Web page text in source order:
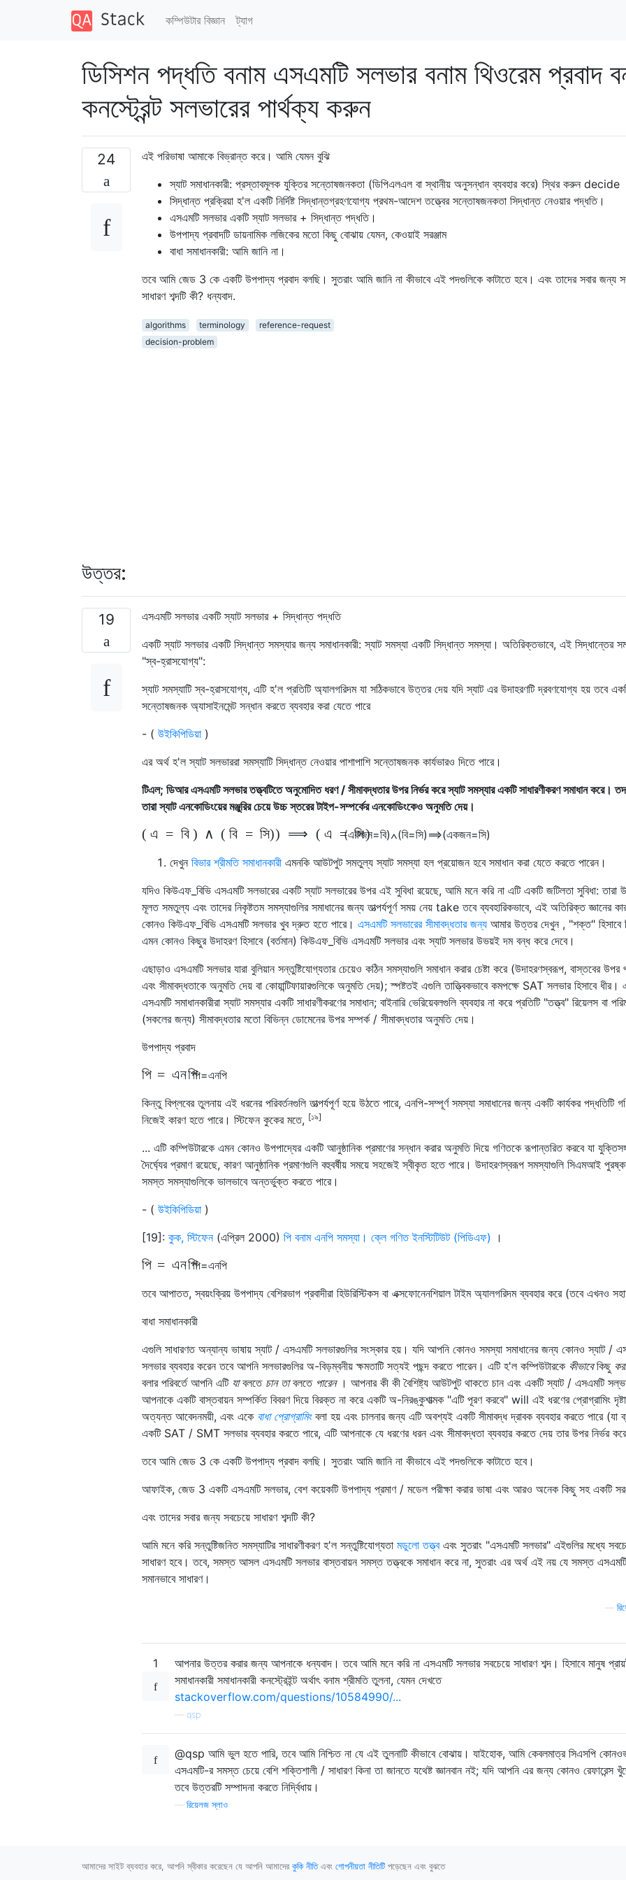
কম্পিউটার বিজ্ঞান ট্যাগ
ডিসিশন পদ্ধতি বনাম এসএমটি সলভার বনাম থিওরেম প্রবাদ
কনস্ট্রেন্ট সলভারের পার্থক্য করুন
24
এই পরিভাষা আমাকে বিভ্রান্ত করে। আমি যেমন বুঝি
স্যাট সমাধানকারী: প্রস্তাবমূলক যুক্তির সন্তোষজনকতা (ডিপিএলএল বা স্থানীয় অনুসন্ধান ব্যবহার করে) স্থির করুন decide
সিদ্ধান্ত প্রক্রিয়া হ'ল একটি নির্দিষ্ট সিদ্ধান্তগ্রহণযোগ্য প্রথম-আদেশ তত্ত্বের সন্তোষজনকতা সিদ্ধান্ত নেওয়ার পদ্ধতি।
এসএমটি সলভার একটি স্যাট সলভার + সিদ্ধান্ত পদ্ধতি।
উপপাদ্য প্রবাদটি ডায়নামিক লজিকের মতো কিছু বোঝায় যেমন, কেওয়াই সরঞ্জাম
বাধা সমাধানকারী: আমি জানি না।
তবে আমি জেড 3 কে একটি উপপাদ্য প্রবাদ বলছি। সুতরাং আমি জানি না কীভাবে এই পদগুলিকে কাটাতে হবে। এবং তাদের সবার জন্য
সাধারণ শব্দটি কী? ধন্যবাদ.
algorithms terminology
reference-request
decision-problem
উত্তর:
19
এসএমটি সলভার একটি স্যাট সলভার + সিদ্ধান্ত পদ্ধতি
একটি স্যাট সলভার একটি সিদ্ধান্ত সমস্যার জন্য সমাধানকারী: স্যাট সমস্যা একটি সিদ্ধান্ত সমস্যা। অতিরিক্তভাবে, এই সিদ্ধান্তের
"স্ব-হ্রাসযোগ্য":
স্যাট সমস্যাটি স্ব-হ্রাসযোগ্য, এটি হ'ল প্রতিটি অ্যালগরিদম যা সঠিকভাবে উত্তর দেয় যদি স্যাট এর উদাহরণটি দ্রবণযোগ্য হয় তবে
সন্তোষজনক অ্যাসাইনমেন্ট সন্ধান করতে ব্যবহার করা যেতে পারে
- ( উইকিপিডিয়া )
এর অর্থ হ'ল স্যাট সলভাররা সমস্যাটি সিদ্ধান্ত নেওয়ার পাশাপাশি সন্তোষজনক কার্যভারও দিতে পারে।
টিএল; ডিআর এসএমটি সলভার তত্ত্বটিতে অনুমোদিত ধরণ / সীমাবদ্ধতার উপর নির্ভর করে স্যাট সমস্যার একটি সাধারণীকরণ সমাধান করে।
তারা স্যাট এনকোডিংয়ের মঞ্জুরির চেয়ে উচ্চ স্তরের টাইপ-সম্পর্কের এনকোডিংকেও অনুমতি দেয়।
( এ = বি ) ∧ (বি = সি)) ⟹ ( এ = সি)
(একজন=বি)∧(বি=সি) ⟹(একজন=সি)
দেখুন বিভার শ্রীমতি সমাধানকারী এমনকি আউটপুট সমতুল্য স্যাট সমস্যা হল প্রয়োজন হবে সমাধান করা যেতে করতে পারেন।
যদিও কিউএফ_বিভি এসএমটি সলভারের একটি স্যাট সলভারের উপর এই সুবিধা রয়েছে, আমি মনে করি না এটি একটি জটিলতা সুবিধা: তারা
মূলত সমতুল্য এবং তাদের নিকৃষ্টতম সমস্যাগুলির সমাধানের জন্য তাত্পর্যপূর্ণ সময় নেয় take তবে ব্যবহারিকভাবে, এই অতিরিক্ত জ্ঞানের
কোনও কিউএফ_বিভি এসএমটি সলভার খুব দ্রুত হতে পারে। এসএমটি সলভারের সীমাবদ্ধতার জন্য আমার উত্তর দেখুন , "শক্ত" হিসাবে
এমন কোনও কিছুর উদাহরণ হিসাবে (বর্তমান) কিউএফ_বিভি এসএমটি সলভার এবং স্যাট সলভার উভয়ই দম বন্ধ করে দেবে।
এছাড়াও এসএমটি সলভার যারা বুলিয়ান সন্তুষ্টিযোগ্যতার চেয়েও কঠিন সমস্যাগুলি সমাধান করার চেষ্টা করে (উদাহরণস্বরূপ, বাস্তবের উপর
এবং সীমাবদ্ধতাকে অনুমতি দেয় বা কোয়ান্টিফায়ারগুলিকে অনুমতি দেয়); স্পষ্টতই এগুলি তাত্ত্বিকভাবে কমপক্ষে SAT সলভার হিসাবে ধীর।
এসএমটি সমাধানকারীরা স্যাট সমস্যার একটি সাধারণীকরণের সমাধান; বাইনারি ভেরিয়েবলগুলি ব্যবহার না করে প্রতিটি "তত্ত্ব" রিয়েলস বা
(সকলের জন্য) সীমাবদ্ধতার মতো বিভিন্ন ডোমেনের উপর সম্পর্ক / সীমাবদ্ধতার অনুমতি দেয়।
উপপাদ্য প্রবাদ
পি = এনপিপি=এনপি
কিন্তু বিপ্লবের তুলনায় এই ধরনের পরিবর্তনগুলি তাত্পর্যপূর্ণ হয়ে উঠতে পারে, এনপি-সম্পূর্ণ সমস্যা সমাধানের জন্য একটি কার্যকর পদ্ধতিটি
নিজেই কারণ হতে পারে। স্টিফেন কুকের মতে, [১৯]
... এটি কম্পিউটারকে এমন কোনও উপপাদ্যের একটি আনুষ্ঠানিক প্রমাণের সন্ধান করার অনুমতি দিয়ে গণিতকে রূপান্তরিত করবে যা
দৈর্ঘ্যের প্রমাণ রয়েছে, কারণ আনুষ্ঠানিক প্রমাণগুলি বহুবর্ষীয় সময়ে সহজেই স্বীকৃত হতে পারে। উদাহরণস্বরূপ সমস্যাগুলি সিএমআই
সমস্ত সমস্যাগুলিকে ভালভাবে অন্তর্ভুক্ত করতে পারে।
- ( উইকিপিডিয়া )
[19]: কুক, স্টিফেন(এপ্রিল 2000) পি বনাম এনপি সমস্যা। ক্লে গণিত ইনস্টিটিউট (পিডিএফ) ।
পি = এনপিপি=এনপি
তবে আপাতত, স্বয়ংক্রিয় উপপাদ্য বেশিরভাগ প্রবাদীরা হিউরিস্টিকস বা এক্সফোনেনশিয়াল টাইম অ্যালগরিদম ব্যবহার করে (তবে এখনও
বাধা সমাধানকারী
এগুলি সাধারণত অন্যান্য ভাষায় স্যাট / এসএমটি সলভারগুলির সংস্কার হয়। যদি আপনি কোনও সমস্যা সমাধানের জন্য কোনও স্যাট /
সলভার ব্যবহার করেন তবে আপনি সলভারগুলির অ-বিড়ম্বনীয় ক্ষমতাটি সত্যই পছন্দ করতে পারেন। এটি হ'ল কম্পিউটারকে কীভাবেকিছু করা
বলার পরিবর্তে আপনি এটি যাবলতে চান তাবলতে পারেন। আপনার কী কী বৈশিষ্ট্য আউটপুট থাকতে চান এবং একটি স্যাট / এসএমটি
আপনাকে একটি বাস্তবায়ন সম্পর্কিত বিবরণ দিয়ে বিরক্ত না করে একটি অ-নিরঙ্কুশাত্মক "এটি পূরণ করবে" will এই ধরণের প্রোগ্রামিং
অত্যন্ত আবেদনময়ী, এবং একে বাধা প্রোগ্রামিংবলা হয় এবং চালনার জন্য এটি অবশ্যই একটি সীমাবদ্ধ দ্রাবক ব্যবহার করতে পারে (যা
একটি SAT / SMT সলভার ব্যবহার করতে পারে, এটি আপনাকে যে ধরণের ধরন এবং সীমাবদ্ধতা ব্যবহার করতে দেয় তার উপর নির্ভর
তবে আমি জেড 3 কে একটি উপপাদ্য প্রবাদ বলছি। সুতরাং আমি জানি না কীভাবে এই পদগুলিকে কাটাতে হবে।
আফাইক, জেড 3 একটি এসএমটি সলভার, বেশ কয়েকটি উপপাদ্য প্রমাণ / মডেল পরীক্ষা করার ভাষা এবং আরও অনেক কিছু সহ একটি
এবং তাদের সবার জন্য সবচেয়ে সাধারণ শব্দটি কী?
আমি মনে করি সন্তুষ্টিজনিত সমস্যাটির সাধারণীকরণ হ'ল সন্তুষ্টিযোগ্যতা মডুলো তত্ত্বএবং সুতরাং "এসএমটি সলভার" এইগুলির মধ্যে
সাধারণ হবে। তবে, সমস্ত আসল এসএমটি সলভার বাস্তবায়ন সমস্ত তত্ত্বকে সমাধান করে না, সুতরাং এর অর্থ এই নয় যে সমস্ত
সমানভাবে সাধারণ।
1
আপনার উত্তর করার জন্য আপনাকে ধন্যবাদ। তবে আমি মনে করি না এসএমটি সলভার সবচেয়ে সাধারণ শব্দ। হিসাবে মানুষ
সমাধানকারী সমাধানকারী কনস্ট্রেইন্ট অর্থাৎ বনাম শ্রীমতি তুলনা, যেমন দেখতে
stackoverflow.com/questions/10584990/...
qsp
@qsp আমি ভুল হতে পারি, তবে আমি নিশ্চিত না যে এই তুলনাটি কীভাবে বোঝায়। যাইহোক, আমি কেবলমাত্র সিএসপি
এসএমটি-র সমস্ত চেয়ে বেশি শক্তিশালী / সাধারণ কিনা তা জানতে যথেষ্ট জ্ঞানবান নই; যদি আপনি এর জন্য কোনও রেফারেন্স
তবে উত্তরটি সম্পাদনা করতে নির্দ্বিধায়।
রিয়েলজ স্লাও
আমাদের সাইট ব্যবহার করে, আপনি স্বীকার করেছেন যে আপনি আমাদের কুকি নীতিএবং গোপনীয়তা নীতিটি পড়েছেন এবং বুঝতে